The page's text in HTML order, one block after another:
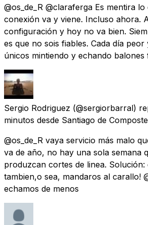
@os_de_R @claraferga Es mentira lo
conexión va y viene. Incluso ahora.
configuración y hoy no va bien.
es que no sois fiables. Cada día peor
únicos mintiendo y echando balones
Sergio Rodriguez (@sergiorbarral)
minutos desde Santiago de
@os_de_R vaya servicio más malo
va de año, no hay una sola semana
produzcan cortes de linea.
tambien,o sea, mandaros al carallo!
echamos de menos